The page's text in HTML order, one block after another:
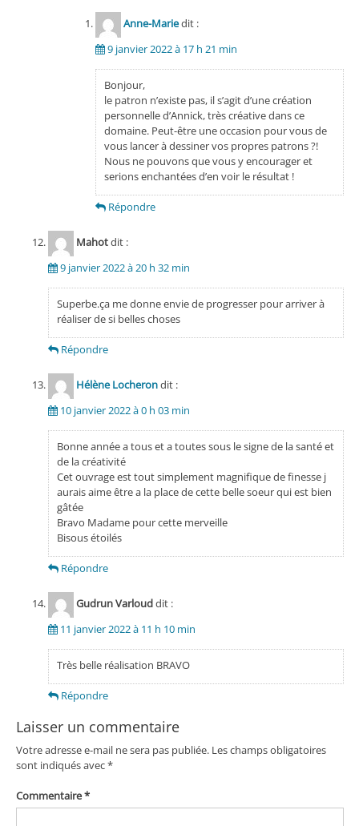
Anne-Mariedit :
9 janvier 2022 à 17 h 21 min
Bonjour,
le patron n’existe pas, il s’agit d’une création
personnelle d’Annick, très créative dans ce
domaine. Peut-être une occasion pour vous de
vous lancer à dessiner vos propres patrons ?!
Nous ne pouvons que vous y encourager et
serions enchantées d’en voir le résultat !
Répondre
Mahotdit :
9 janvier 2022 à 20 h 32 min
Superbe.ça me donne envie de progresser pour arriver à
réaliser de si belles choses
Répondre
Hélène Locherondit :
10 janvier 2022 à 0 h 03 min
Bonne année a tous et a toutes sous le signe de la santé et
de la créativité
Cet ouvrage est tout simplement magnifique de finesse j
aurais aime être a la place de cette belle soeur qui est bien
gâtée
Bravo Madame pour cette merveille
Bisous étoilés
Répondre
Gudrun Varlouddit :
11 janvier 2022 à 11 h 10 min
Très belle réalisation BRAVO
Répondre
Laisser un commentaire
Votre adresse e-mail ne sera pas publiée. Les champs obligatoires
sont indiqués avec*
Commentaire*